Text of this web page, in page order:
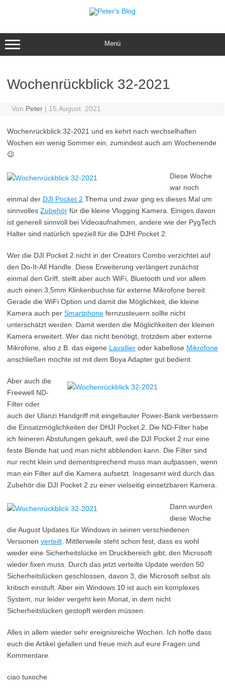
Menü
Wochenrückblick 32-2021
Von Peter | 15.August. 2021
Wochenrückblick 32-2021 und es kehrt nach wechselhaften
Wochen ein wenig Sommer ein, zumindest auch am Wochenende
😉
Diese Woche
war noch
einmal der DJI Pocket 2 Thema und zwar ging es dieses Mal um
sinnvolles Zubehör für die kleine Vlogging Kamera. Einiges davon
ist generell sinnvoll bei Videoaufnahmen, andere wie der PygTech
Halter sind natürlich speziell für die DJHI Pocket 2.
Wer die DJI Pocket 2 nicht in der Creators Combo verzichtet auf
den Do-It-All Handle. Diese Erweiterung verlängert zunächst
einmal den Griff, stellt aber auch WiFi, Bluetooth und vor allem
auch einen 3,5mm Klinkenbuchse für externe Mikrofone bereit.
Gerade die WiFi Option und damit die Möglichkeit, die kleine
Kamera auch per Smartphone fernzusteuern sollte nicht
unterschätzt werden. Damit werden die Möglichkeiten der kleinen
Kamera erweitert. Wer das nicht benötigt, trotzdem aber externe
Mikrofone, also z.B. das eigene Lavallier oder kabellose Mikrofone
anschließen möchte ist mit dem Boya Adapter gut bedient.
Aber auch die
Freewell ND-
Filter oder
auch der Ulanzi Handgriff mit eingebauter Power-Bank verbessern
die Einsatzmöglichkeiten der DHJI Pocket 2. Die ND-Filter habe
ich feineren Abstufungen gekauft, weil die DJI Pocket 2 nur eine
feste Blende hat und man nicht abblenden kann. Die Filter sind
nur recht klein und dementsprechend muss man aufpassen, wenn
man ein Filter auf die Kamera aufsetzt. Insgesamt wird durch das
Zubehör die DJI Pocket 2 zu einer vielseitig einsetzbaren Kamera.
Dann wurden
diese Woche
die August Updates für Windows in seinen verschiedenen
Versionen verteilt . Mittlerweile steht schon fest, dass es wohl
wieder eine Sicherheitslücke im Druckbereich gibt, den Microsoft
wieder fixen muss. Durch das jetzt verteilte Update werden 50
Sicherheitslücken geschlossen, davon 3, die Microsoft selbst als
kritisch einstuft. Aber ein Windows 10 ist auch ein komplexes
System, nur leider vergeht kein Monat, in dem nicht
Sicherheitslücken gestopft werden müssen.
Alles in allem wieder sehr ereignisreiche Wochen. Ich hoffe dass
euch die Artikel gefallen und freue mich auf eure Fragen und
Kommentare.
ciao tuxoche